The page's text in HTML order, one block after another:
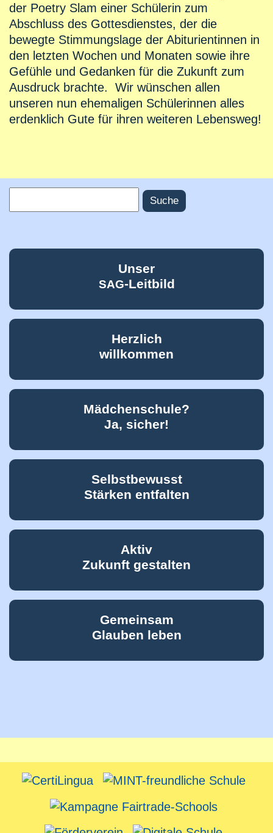
der Poetry Slam einer Schülerin zum
Abschluss des Gottesdienstes, der die
bewegte Stimmungslage der Abiturientinnen in
den letzten Wochen und Monaten sowie ihre
Gefühle und Gedanken für die Zukunft zum
Ausdruck brachte. Wir wünschen allen
unseren nun ehemaligen Schülerinnen alles
erdenklich Gute für ihren weiteren Lebensweg!
Unser
SAG-Leitbild
Herzlich
willkommen
Mädchenschule?
Ja, sicher!
Selbstbewusst
Stärken entfalten
Aktiv
Zukunft gestalten
Gemeinsam
Glauben leben